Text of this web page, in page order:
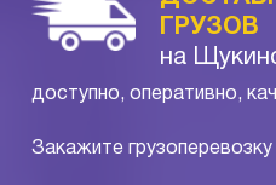
ГРУЗОВ
на
доступно, оперативно,
Закажите грузоперевозку